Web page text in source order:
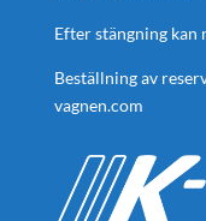
Efter stängning kan
Beställning av
vagnen.com